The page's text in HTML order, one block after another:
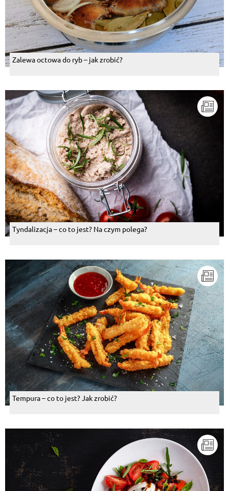
Zalewa octowa do ryb – jak zrobić?
Tyndalizacja – co to jest? Na czym polega?
Tempura – co to jest? Jak zrobić?